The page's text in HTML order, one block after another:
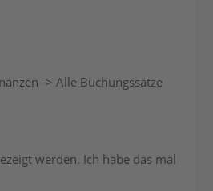
-> Alle Buchungssätze
werden. Ich habe das mal